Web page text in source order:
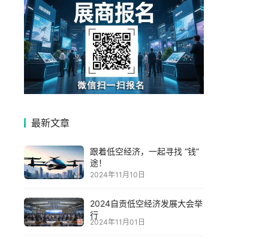
最新文章
跟着低空经济，一起寻找 “钱”
途！
2024年11月10日
2024自贡低空经济发展大会举
行
2024年11月01日